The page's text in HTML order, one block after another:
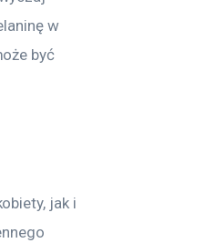
w
być
jak i